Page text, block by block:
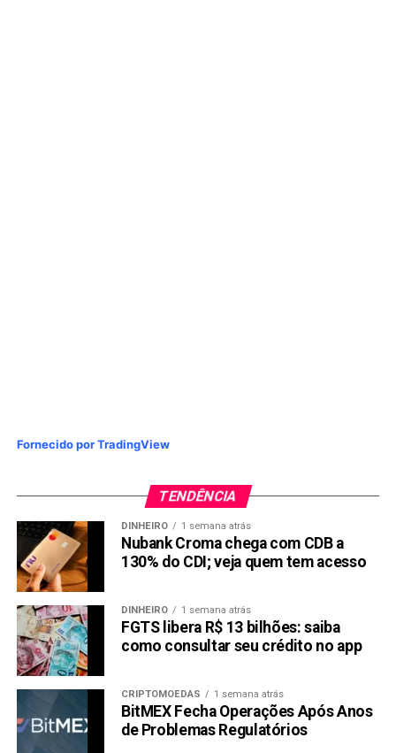
Fornecido por TradingView
TENDÊNCIA
DINHEIRO 1 semana atrás
Nubank Croma chega com CDB a
130% do CDI; veja quem tem acesso
DINHEIRO 1 semana atrás
FGTS libera R$ 13 bilhões: saiba
como consultar seu crédito no app
CRIPTOMOEDAS 1 semana atrás
BitMEX Fecha Operações Após Anos
de Problemas Regulatórios